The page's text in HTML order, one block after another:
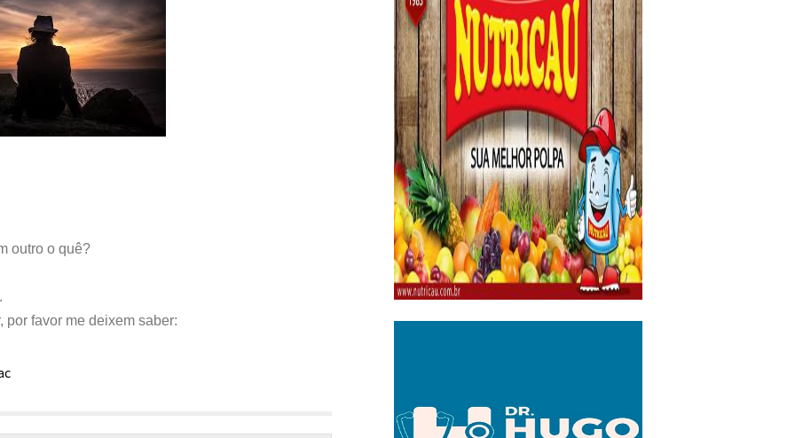
outro o quê?
favor me deixem saber: